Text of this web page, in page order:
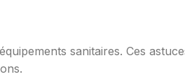
sanitaires. Ces